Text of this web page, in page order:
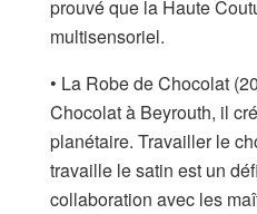
prouvé que la Haute
multisensoriel.
• La Robe de Chocolat
Chocolat à Beyrouth, il
planétaire. Travailler le
travaille le satin est un
collaboration avec les